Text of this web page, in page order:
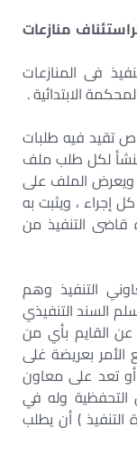
بنظراستئناف منازعات
فى المنازعات
الابتدائية .
تقيد فيه طلبات
لكل طلب ملف
. ويعرض الملف على
إجراء ، ويثبت به
قاضى التنفيذ من
التنفيذ وهم
السند التنفيذي
عن القايم بأي من
الأمر بعريضة غلى
تعد على معاون
التحفظية وله في
) أن يطلب